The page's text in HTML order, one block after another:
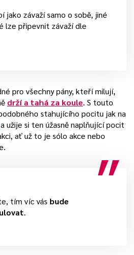
jako závaží samo o sobě, jiné
lze připevnit závaží dle
pro všechny pány, kteří milují,
drží a tahá za koule. S touto
stahujícího pocitu jak na
a užije si ten úžasně naplňující pocit
ať už to je sólo akce nebo
tím víc vás bude
.